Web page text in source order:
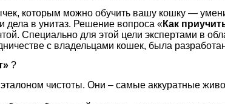
которым можно обучить вашу кошку —
дела в унитаз. Решение вопроса «Как
Специально для этой цели экспертами в
с владельцами кошек, была
?
чистоты. Они – самые аккуратные